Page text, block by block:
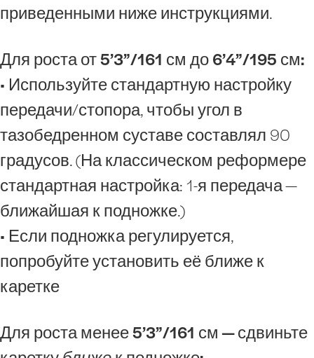
приведенными ниже инструкциями.
Для роста от 5’3”/161 см до 6’4”/195 см:
• Используйте стандартную настройку
передачи/стопора, чтобы угол в
тазобедренном суставе составлял 90
градусов. (На классическом реформере
стандартная настройка: 1-я передача —
ближайшая к подножке.)
• Если подножка регулируется,
попробуйте установить её ближе к
каретке
Для роста менее 5’3”/161 см — сдвиньте